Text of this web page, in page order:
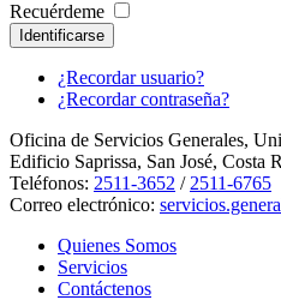
Recuérdeme
Identificarse
¿Recordar usuario?
¿Recordar contraseña?
Oficina de Servicios Generales,
Edificio Saprissa, San José, Costa
Teléfonos: 2511-3652 / 2511-6765
Correo electrónico:
Quienes Somos
Servicios
Contáctenos